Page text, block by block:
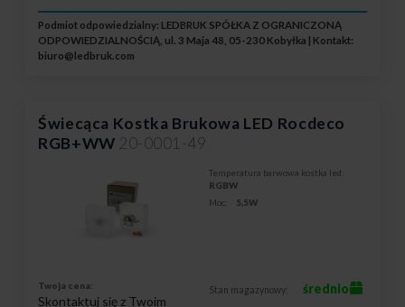
Podmiot odpowiedzialny: LEDBRUK SPÓŁKA Z OGRANICZONĄ
ODPOWIEDZIALNOŚCIĄ, ul. 3 Maja 48, 05-230 Kobyłka | Kontakt:
biuro@ledbruk.com
Świecąca Kostka Brukowa LED Rocdeco
RGB+WW 20-0001-49
Temperatura barwowa kostka led:
RGBW
Moc:
5,5W
Twoja cena:
Skontaktuj się z Twoim
Stan magazynowy: średnio